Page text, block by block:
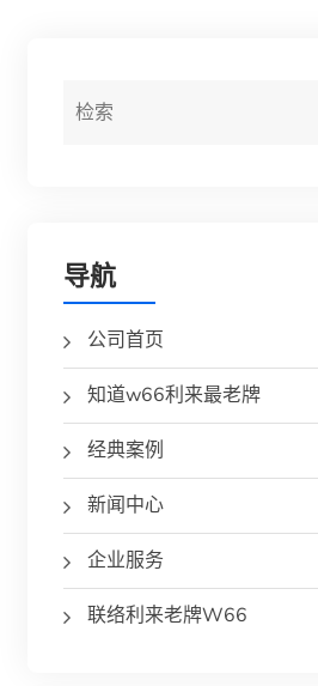
导航
公司首页
知道w66利来最老牌
经典案例
新闻中心
企业服务
联络利来老牌W66